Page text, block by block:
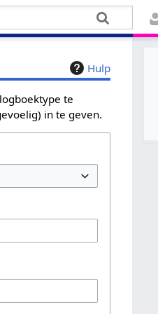
Hulp
te
in te geven.